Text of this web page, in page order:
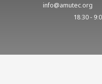
info@amutec.org